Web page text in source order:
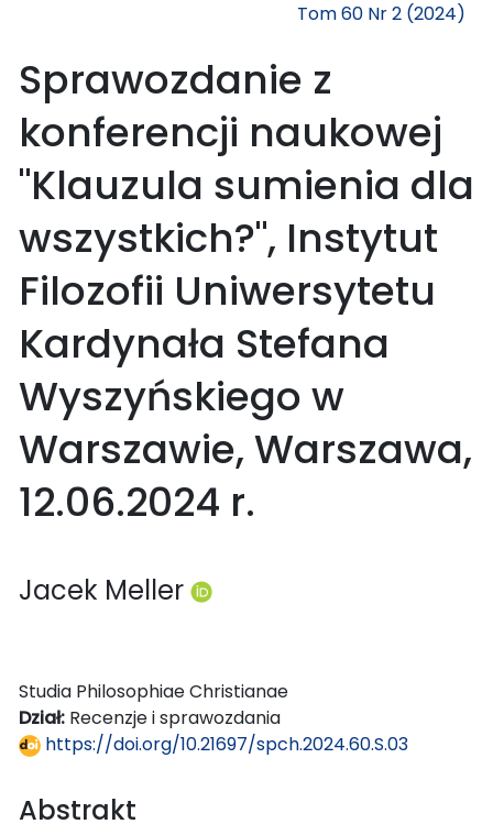
Tom 60 Nr 2 (2024)
Sprawozdanie z
konferencji naukowej
"Klauzula sumienia dla
wszystkich?", Instytut
Filozofii Uniwersytetu
Kardynała Stefana
Wyszyńskiego w
Warszawie, Warszawa,
12.06.2024 r.
Jacek Meller
Studia Philosophiae Christianae
Dział: Recenzje i sprawozdania
https://doi.org/10.21697/spch.2024.60.S.03
Abstrakt